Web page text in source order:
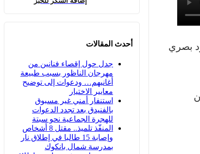
بصري
أحدث المقالات
جدل حول إقصاء فنانين من
مهرجان الناظور بسبب طبيعة
أغانيهم… ودعوات إلى توضيح
معايير الاختيار
استنفار أمني غير مسبوق
بالفنيدق بعد تجدد الدعوات
للهجرة الجماعية نحو سبتة
المنفّذ تلميذ.. مقتل 8 أشخاص
وإصابة 15 طالبا في إطلاق نار
بمدرسة شمال بانكوك